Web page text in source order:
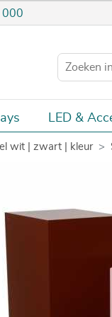
000
LED &
wit | zwart | kleur